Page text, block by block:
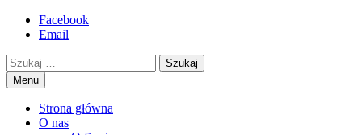
Przejdź
motorex
akcesoria motocyklowe
Facebook
Email
Szukaj
Menu
Strona główna
O nas